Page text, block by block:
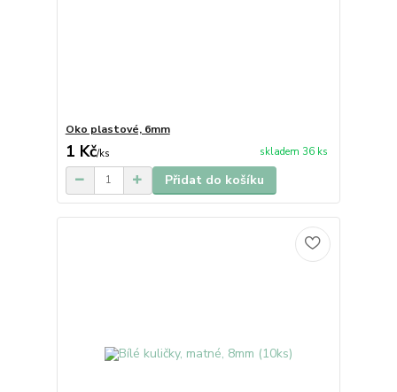
Oko plastové, 6mm
1 Kč/ks skladem 36 ks
Přidat do košíku